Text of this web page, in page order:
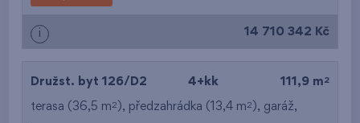
i 14 710 342 Kč
Družst. byt 126/D2 4+kk 111,9 m 2
terasa (36,5 m2 ), předzahrádka (13,4 m2 ), garáž,